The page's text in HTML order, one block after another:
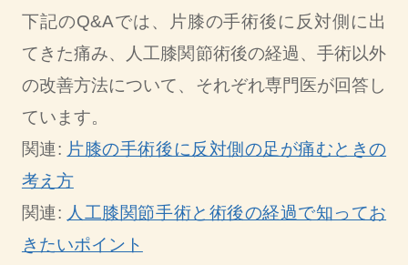
下記のQ&Aでは、片膝の手術後に反対側に出
てきた痛み、人工膝関節術後の経過、手術以外
の改善方法について、それぞれ専門医が回答し
ています。
関連: 片膝の手術後に反対側の足が痛むときの
考え方
関連: 人工膝関節手術と術後の経過で知ってお
きたいポイント